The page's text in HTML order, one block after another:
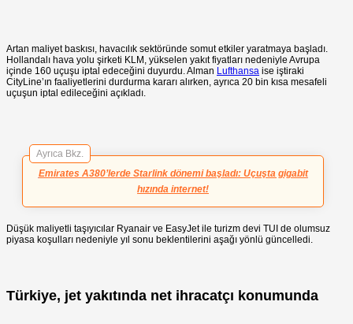
Artan maliyet baskısı, havacılık sektöründe somut etkiler yaratmaya başladı.
Hollandalı hava yolu şirketi KLM, yükselen yakıt fiyatları nedeniyle Avrupa
içinde 160 uçuşu iptal edeceğini duyurdu. Alman Lufthansa ise iştiraki
CityLine’ın faaliyetlerini durdurma kararı alırken, ayrıca 20 bin kısa mesafeli
uçuşun iptal edileceğini açıkladı.
Ayrıca Bkz.
Emirates A380’lerde Starlink dönemi başladı: Uçuşta gigabit
hızında internet!
Düşük maliyetli taşıyıcılar Ryanair ve EasyJet ile turizm devi TUI de olumsuz
piyasa koşulları nedeniyle yıl sonu beklentilerini aşağı yönlü güncelledi.
Türkiye, jet yakıtında net ihracatçı konumunda